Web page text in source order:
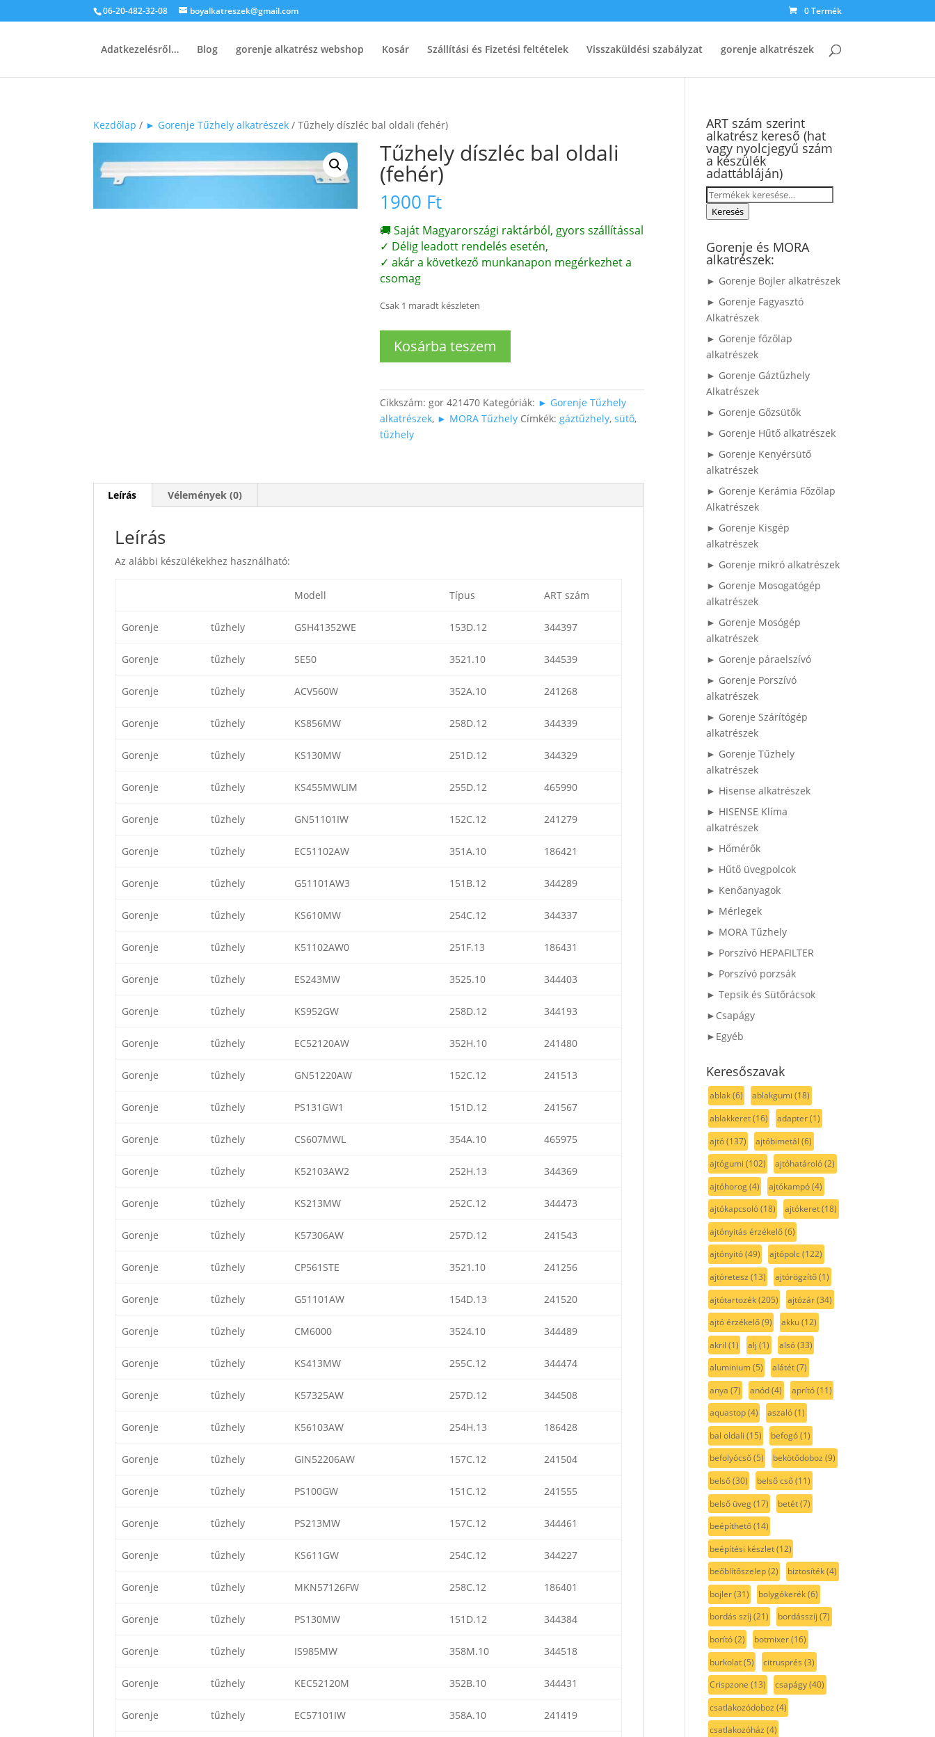
06-20-482-32-08 boyalkatreszek@gmail.com 0 Termék
Adatkezelésről… Blog gorenje alkatrész webshop Kosár Szállítási és Fizetési feltételek Visszaküldési szabályzat gorenje alkatrészek
Kezdőlap / ► Gorenje Tűzhely alkatrészek / Tűzhely díszléc bal oldali (fehér)
Tűzhely díszléc bal oldali
(fehér)
1900 Ft
🚚 Saját Magyarországi raktárból, gyors szállítással
✓ Délig leadott rendelés esetén,
✓ akár a következő munkanapon megérkezhet a
csomag
Csak 1 maradt készleten
díszléc
(fehér)
mennyiség
Kosárba teszem
Cikkszám:gor 421470 Kategóriák: ► Gorenje Tűzhely
alkatrészek, ► MORA Tűzhely Címkék:gáztűzhely,sütő,
tűzhely
Leírás Vélemények (0)
Leírás
Az alábbi készülékekhez használható:
Modell Típus ART szám
Gorenje tűzhely GSH41352WE 153D.12 344397
Gorenje tűzhely SE50 3521.10 344539
Gorenje tűzhely ACV560W 352A.10 241268
Gorenje tűzhely KS856MW 258D.12 344339
Gorenje tűzhely KS130MW 251D.12 344329
Gorenje tűzhely KS455MWLIM 255D.12 465990
Gorenje tűzhely GN51101IW 152C.12 241279
Gorenje tűzhely EC51102AW 351A.10 186421
Gorenje tűzhely G51101AW3 151B.12 344289
Gorenje tűzhely KS610MW 254C.12 344337
Gorenje tűzhely K51102AW0 251F.13 186431
Gorenje tűzhely ES243MW 3525.10 344403
Gorenje tűzhely KS952GW 258D.12 344193
Gorenje tűzhely EC52120AW 352H.10 241480
Gorenje tűzhely GN51220AW 152C.12 241513
Gorenje tűzhely PS131GW1 151D.12 241567
Gorenje tűzhely CS607MWL 354A.10 465975
Gorenje tűzhely K52103AW2 252H.13 344369
Gorenje tűzhely KS213MW 252C.12 344473
Gorenje tűzhely K57306AW 257D.12 241543
Gorenje tűzhely CP561STE 3521.10 241256
Gorenje tűzhely G51101AW 154D.13 241520
Gorenje tűzhely CM6000 3524.10 344489
Gorenje tűzhely KS413MW 255C.12 344474
Gorenje tűzhely K57325AW 257D.12 344508
Gorenje tűzhely K56103AW 254H.13 186428
Gorenje tűzhely GIN52206AW 157C.12 241504
Gorenje tűzhely PS100GW 151C.12 241555
Gorenje tűzhely PS213MW 157C.12 344461
Gorenje tűzhely KS611GW 254C.12 344227
Gorenje tűzhely MKN57126FW 258C.12 186401
Gorenje tűzhely PS130MW 151D.12 344384
Gorenje tűzhely IS985MW 358M.10 344518
Gorenje tűzhely KEC52120M 352B.10 344431
Gorenje tűzhely EC57101IW 358A.10 241419
ART szám szerint
alkatrész kereső (hat
vagy nyolcjegyű szám
a készülék
adattábláján)
Keresés
a Keresés
Gorenje és MORA
alkatrészek:
► Gorenje Bojler alkatrészek
► Gorenje Fagyasztó
Alkatrészek
► Gorenje főzőlap
alkatrészek
► Gorenje Gáztűzhely
Alkatrészek
► Gorenje Gőzsütők
► Gorenje Hűtő alkatrészek
► Gorenje Kenyérsütő
alkatrészek
► Gorenje Kerámia Főzőlap
Alkatrészek
► Gorenje Kisgép
alkatrészek
► Gorenje mikró alkatrészek
► Gorenje Mosogatógép
alkatrészek
► Gorenje Mosógép
alkatrészek
► Gorenje páraelszívó
► Gorenje Porszívó
alkatrészek
► Gorenje Szárítógép
alkatrészek
► Gorenje Tűzhely
alkatrészek
► Hisense alkatrészek
► HISENSE Klíma
alkatrészek
► Hőmérők
► Hűtő üvegpolcok
► Kenőanyagok
► Mérlegek
► MORA Tűzhely
► Porszívó HEPAFILTER
► Porszívó porzsák
► Tepsik és Sütőrácsok
►Csapágy
►Egyéb
Keresőszavak
ablak(6) ablakgumi (18)
ablakkeret(16) adapter(1)
ajtó(137) ajtóbimetál (6)
ajtógumi (102) ajtóhatároló(2)
ajtóhorog(4) ajtókampó(4)
ajtókapcsoló(18) ajtókeret(18)
ajtónyitás érzékelő(6)
ajtónyitó(49) ajtópolc(122)
ajtóretesz (13) ajtórögzítő(1)
ajtótartozék(205) ajtózár(34)
ajtó érzékelő(9) akku(12)
akril (1) alj (1) alsó(33)
aluminium(5) alátét(7)
anya (7) anód(4) aprító(11)
aquastop(4) aszaló(1)
bal oldali (15) befogó(1)
befolyócső(5) bekötődoboz (9)
belső(30) belső cső(11)
belső üveg(17) betét(7)
beépíthető(14)
beépítési készlet(12)
beőblítőszelep(2) biztosíték(4)
bojler(31) bolygókerék(6)
bordás szíj (21) bordásszíj (7)
borító(2) botmixer(16)
burkolat(5) citrusprés (3)
Crispzone (13) csapágy(40)
csatlakozódoboz (4)
csatlakozóház (4)